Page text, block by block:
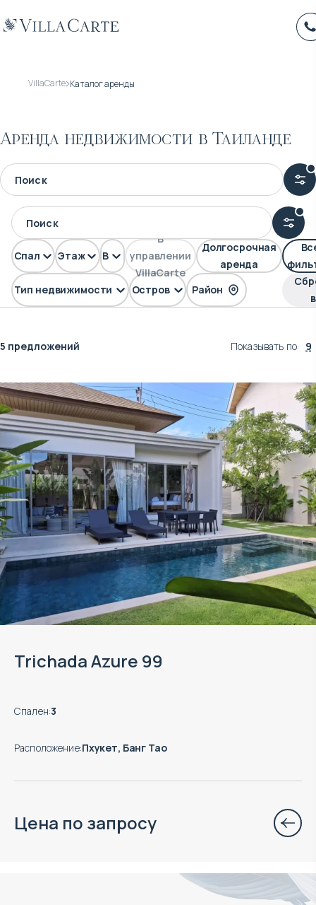
VillaCarte Каталог аренды
Аренда недвижимости в Таиланде
Тип недвижимости Остров Район
Спален Этажей Вид
В
управлении
VillaCarte
Долгосрочная
аренда
5 предложений Показывать по: 9
Trichada Azure 99
Спален:3
Расположение:Пхукет, Банг Тао
Цена по запросу